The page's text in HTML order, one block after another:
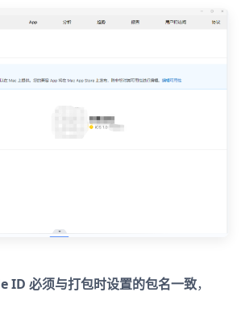
ID 必须与打包时设置的包名一致，